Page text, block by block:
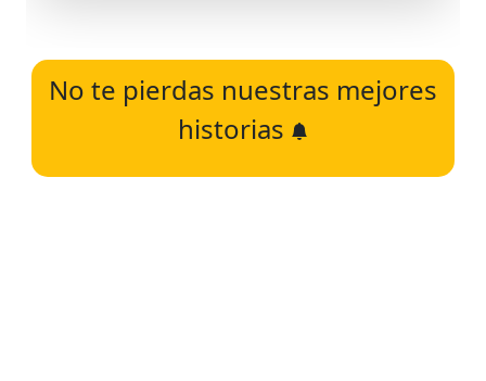
No te pierdas nuestras mejores
historias